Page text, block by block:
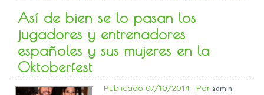
Así de bien se lo pasan los
jugadores y entrenadores
españoles y sus mujeres en la
Oktoberfest
Publicado 07/10/2014 | Por admin